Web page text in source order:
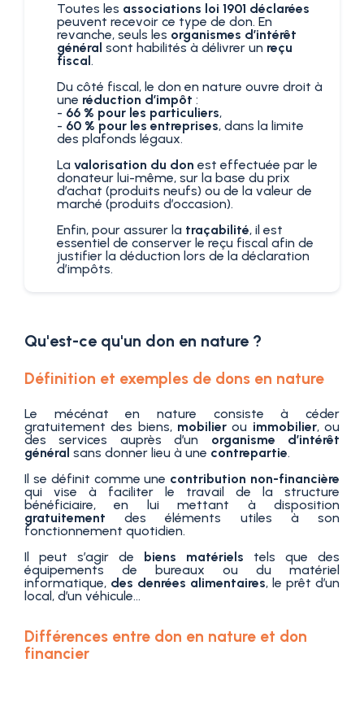
Toutes les associations loi 1901 déclarées
peuvent recevoir ce type de don. En
revanche, seuls les organismes d’intérêt
général sont habilités à délivrer un reçu
fiscal.
Du côté fiscal, le don en nature ouvre droit à
une réduction d’impôt :
- 66 % pour les particuliers,
- 60 % pour les entreprises, dans la limite
des plafonds légaux.
La valorisation du don est effectuée par le
donateur lui-même, sur la base du prix
d’achat (produits neufs) ou de la valeur de
marché (produits d’occasion).
Enfin, pour assurer la traçabilité, il est
essentiel de conserver le reçu fiscal afin de
justifier la déduction lors de la déclaration
d’impôts.
Qu'est-ce qu'un don en nature ?
Définition et exemples de dons en nature
Le mécénat en nature consiste à céder
gratuitement des biens, mobilier ou immobilier, ou
des services auprès d’un organisme d’intérêt
général sans donner lieu à une contrepartie.
Il se définit comme une contribution non-financière
qui vise à faciliter le travail de la structure
bénéficiaire, en lui mettant à disposition
gratuitement des éléments utiles à son
fonctionnement quotidien.
Il peut s’agir de biens matériels tels que des
équipements de bureaux ou du matériel
informatique, des denrées alimentaires, le prêt d’un
local, d’un véhicule…
Différences entre don en nature et don
financier